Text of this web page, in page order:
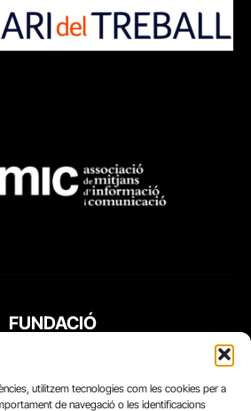
utilitzem tecnologies com les cookies per a
de navegació o les identificacions
FUNDACIÓ